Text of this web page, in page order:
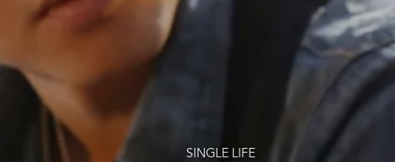
SINGLE LIFE